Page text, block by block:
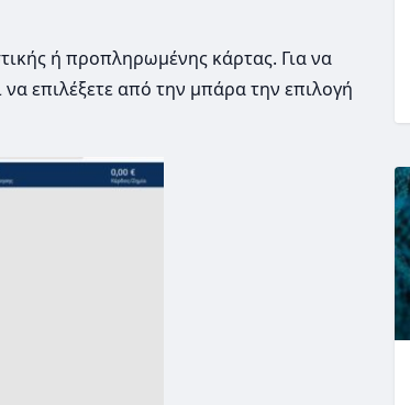
ή προπληρωμένης κάρτας. Για να
επιλέξετε από την μπάρα την επιλογή